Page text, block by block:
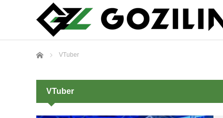
ホーム VTuber
VTuber